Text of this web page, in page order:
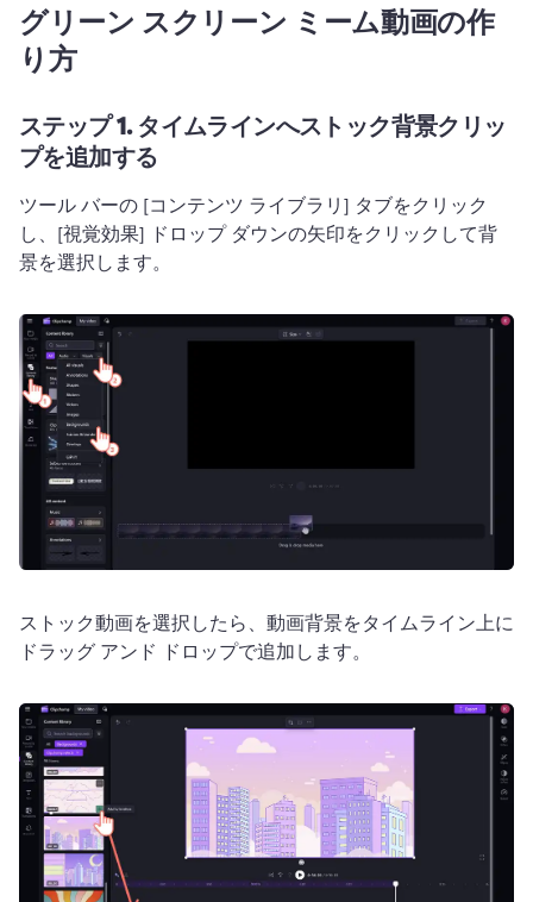
グリーン スクリーン ミーム動画の作
り方
ステップ 1.タイムラインへストック背景クリッ
プを追加する
ツール バーの [コンテンツ ライブラリ] タブをクリック
し、[視覚効果] ドロップ ダウンの矢印をクリックして背
景を選択します。
ストック動画を選択したら、動画背景をタイムライン上に
ドラッグ アンド ドロップで追加します。